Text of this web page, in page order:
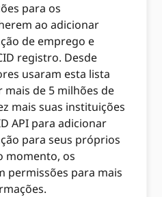
para os
ao adicionar
de emprego e
registro. Desde
usaram esta lista
mais de 5 milhões de
mais suas instituições
API para adicionar
para seus próprios
momento, os
permissões para mais